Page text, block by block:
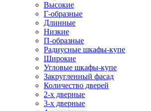
Высокие
Г-образные
Длинные
Низкие
П-образные
Радиусные шкафы-купе
Широкие
Угловые шкафы-купе
Закругленный фасад
Количество дверей
2-х дверные
3-х дверные